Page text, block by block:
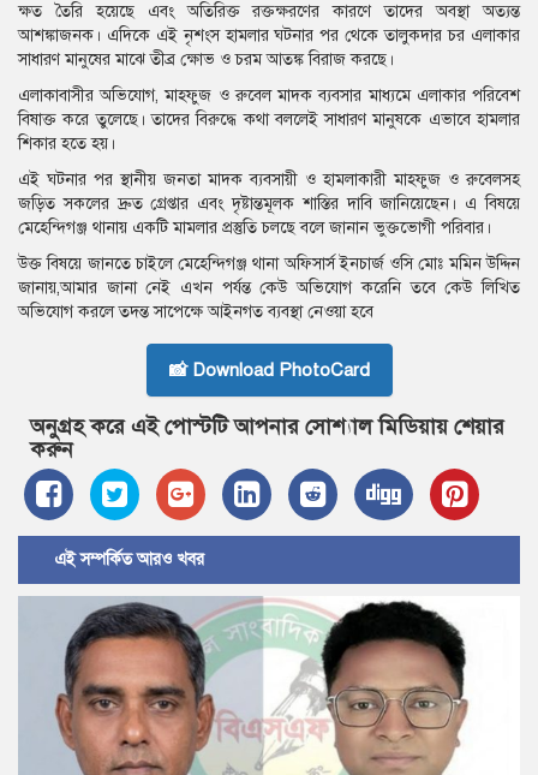
ক্ষত তৈরি হয়েছে এবং অতিরিক্ত রক্তক্ষরণের কারণে তাদের অবস্থা অত্যন্ত
আশঙ্কাজনক। এদিকে এই নৃশংস হামলার ঘটনার পর থেকে তালুকদার চর এলাকার
সাধারণ মানুষের মাঝে তীব্র ক্ষোভ ও চরম আতঙ্ক বিরাজ করছে।
এলাকাবাসীর অভিযোগ, মাহফুজ ও রুবেল মাদক ব্যবসার মাধ্যমে এলাকার পরিবেশ
বিষাক্ত করে তুলেছে। তাদের বিরুদ্ধে কথা বললেই সাধারণ মানুষকে এভাবে হামলার
শিকার হতে হয়।
এই ঘটনার পর স্থানীয় জনতা মাদক ব্যবসায়ী ও হামলাকারী মাহফুজ ও রুবেলসহ
জড়িত সকলের দ্রুত গ্রেপ্তার এবং দৃষ্টান্তমূলক শাস্তির দাবি জানিয়েছেন। এ বিষয়ে
মেহেন্দিগঞ্জ থানায় একটি মামলার প্রস্তুতি চলছে বলে জানান ভুক্তভোগী পরিবার।
উক্ত বিষয়ে জানতে চাইলে মেহেন্দিগঞ্জ থানা অফিসার্স ইনচার্জ ওসি মোঃ মমিন উদ্দিন
জানায়,আমার জানা নেই এখন পর্যন্ত কেউ অভিযোগ করেনি তবে কেউ লিখিত
অভিযোগ করলে তদন্ত সাপেক্ষে আইনগত ব্যবস্থা নেওয়া হবে
📸 Download PhotoCard
অনুগ্রহ করে এই পোস্টটি আপনার সোশ্যাল মিডিয়ায় শেয়ার
করুন
এই সম্পর্কিত আরও খবর